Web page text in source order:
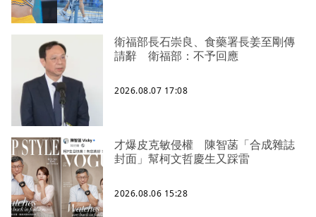
衛福部長石崇良、食藥署長姜至剛傳
請辭 衛福部：不予回應
2026.08.07 17:08
才爆皮克敏侵權 陳智菡「合成雜誌
封面」幫柯文哲慶生又踩雷
2026.08.06 15:28